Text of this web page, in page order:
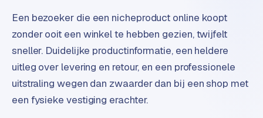
t
o
r
Een bezoeker die een nicheproduct online koopt
zonder ooit een winkel te hebben gezien, twijfelt
sneller. Duidelijke productinformatie, een heldere
uitleg over levering en retour, en een professionele
uitstraling wegen dan zwaarder dan bij een shop met
een fysieke vestiging erachter.